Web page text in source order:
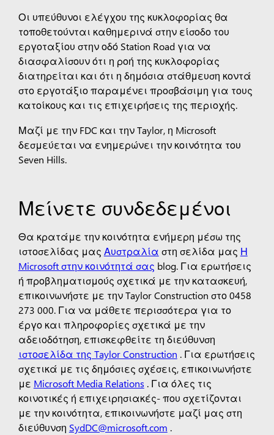
Οι υπεύθυνοι ελέγχου της κυκλοφορίας θα
τοποθετούνται καθημερινά στην είσοδο του
εργοταξίου στην οδό Station Road για να
διασφαλίσουν ότι η ροή της κυκλοφορίας
διατηρείται και ότι η δημόσια στάθμευση κοντά
στο εργοτάξιο παραμένει προσβάσιμη για τους
κατοίκους και τις επιχειρήσεις της περιοχής.
Μαζί με την FDC και την Taylor, η Microsoft
δεσμεύεται να ενημερώνει την κοινότητα του
Seven Hills.
Μείνετε συνδεδεμένοι
Θα κρατάμε την κοινότητα ενήμερη μέσω της
ιστοσελίδας μας Αυστραλία στη σελίδα μας Η
Microsoft στην κοινότητά σας blog. Για ερωτήσεις
ή προβληματισμούς σχετικά με την κατασκευή,
επικοινωνήστε με την Taylor Construction στο 0458
273 000. Για να μάθετε περισσότερα για το
έργο και πληροφορίες σχετικά με την
αδειοδότηση, επισκεφθείτε τη διεύθυνση
ιστοσελίδα της Taylor Construction . Για ερωτήσεις
σχετικά με τις δημόσιες σχέσεις, επικοινωνήστε
με Microsoft Media Relations . Για όλες τις
κοινοτικές ή επιχειρησιακές-που σχετίζονται
με την κοινότητα, επικοινωνήστε μαζί μας στη
διεύθυνση SydDC@microsoft.com .